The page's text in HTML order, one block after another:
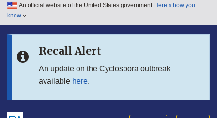
Skip to main content
Skip to in this section menu
An official website of the United States government Here’s how you
know
Recall Alert
An update on the Cyclospora outbreak
available here.